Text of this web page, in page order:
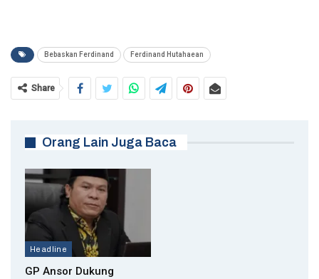
Bebaskan Ferdinand Ferdinand Hutahaean
Share
Orang Lain Juga Baca
Headline
GP Ansor Dukung